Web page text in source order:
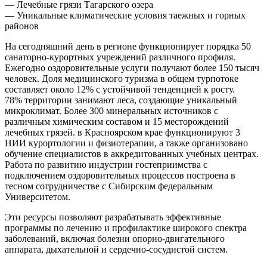
— Лечебные грязи Тагарского озера
— Уникальные климатические условия таежных и горных
районов
На сегодняшний день в регионе функционирует порядка 50
санаторно-курортных учреждений различного профиля.
Ежегодно оздоровительные услуги получают более 150 тысяч
человек. Доля медицинского туризма в общем турпотоке
составляет около 12% с устойчивой тенденцией к росту.
78% территории занимают леса, создающие уникальный
микроклимат. Более 300 минеральных источников с
различным химическим составом и 15 месторождений
лечебных грязей. в Красноярском крае функционируют 3
НИИ курортологии и физиотерапии, а также организовано
обучение специалистов в аккредитованных учебных центрах.
Работа по развитию индустрии гостеприимства с
подключением оздоровительных процессов построена в
тесном сотрудничестве с Сибирским федеральным
Университетом.
Эти ресурсы позволяют разрабатывать эффективные
программы по лечению и профилактике широкого спектра
заболеваний, включая болезни опорно-двигательного
аппарата, дыхательной и сердечно-сосудистой систем.